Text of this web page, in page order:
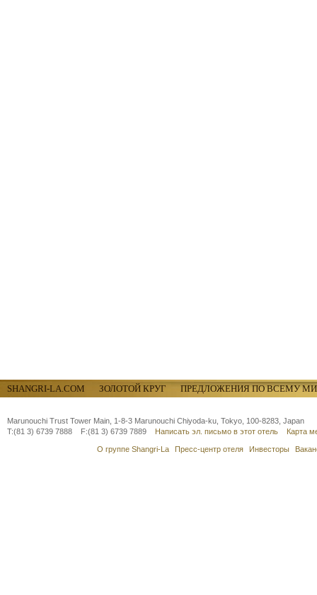
SHANGRI-LA.COM ЗОЛОТОЙ КРУГ ПРЕДЛОЖЕНИЯ ПО ВСЕМУ
Marunouchi Trust Tower Main, 1-8-3 Marunouchi Chiyoda-ku, Tokyo, 100-8283, Japan
T:(81 3) 6739 7888 F:(81 3) 6739 7889 Написать эл. письмо в этот отель Карта
Инвесторы
Пресс-центр отеля
О группе Shangri-La